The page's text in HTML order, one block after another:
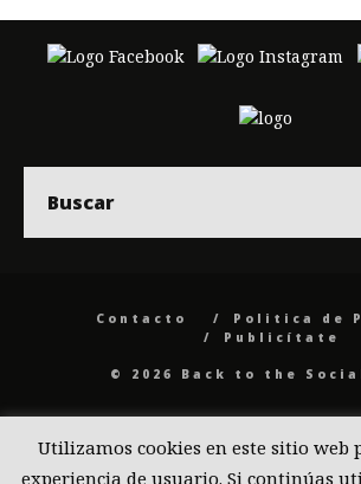
Contacto
Politica de
Publicítate
© 2026 Back to the
Utilizamos cookies en este sitio web
experiencia de usuario. Si continúas